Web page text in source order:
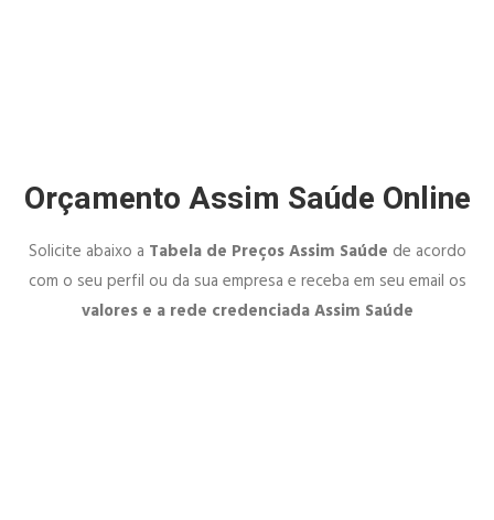
Orçamento Assim Saúde Online
Solicite abaixo a Tabela de Preços Assim Saúde de acordo
com o seu perfil ou da sua empresa e receba em seu email os
valores e a rede credenciada Assim Saúde